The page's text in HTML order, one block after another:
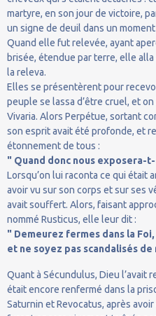
martyre, en son jour de victoire,
un signe de deuil dans un
Quand elle fut relevée, ayant
brisée, étendue par terre, elle
la releva.
Elles se présentèrent pour
peuple se lassa d’être cruel, et
Vivaria. Alors Perpétue, sortant
son esprit avait été profonde, et
étonnement de tous :
" Quand donc nous exposera-
Lorsqu’on lui raconta ce qui était
avoir vu sur son corps et sur ses
avait souffert. Alors, faisant
nommé Rusticus, elle leur dit :
" Demeurez fermes dans la
et ne soyez pas scandalisés
Quant à Sécundulus, Dieu l’avait
était encore renfermé dans la
Saturnin et Revocatus, après